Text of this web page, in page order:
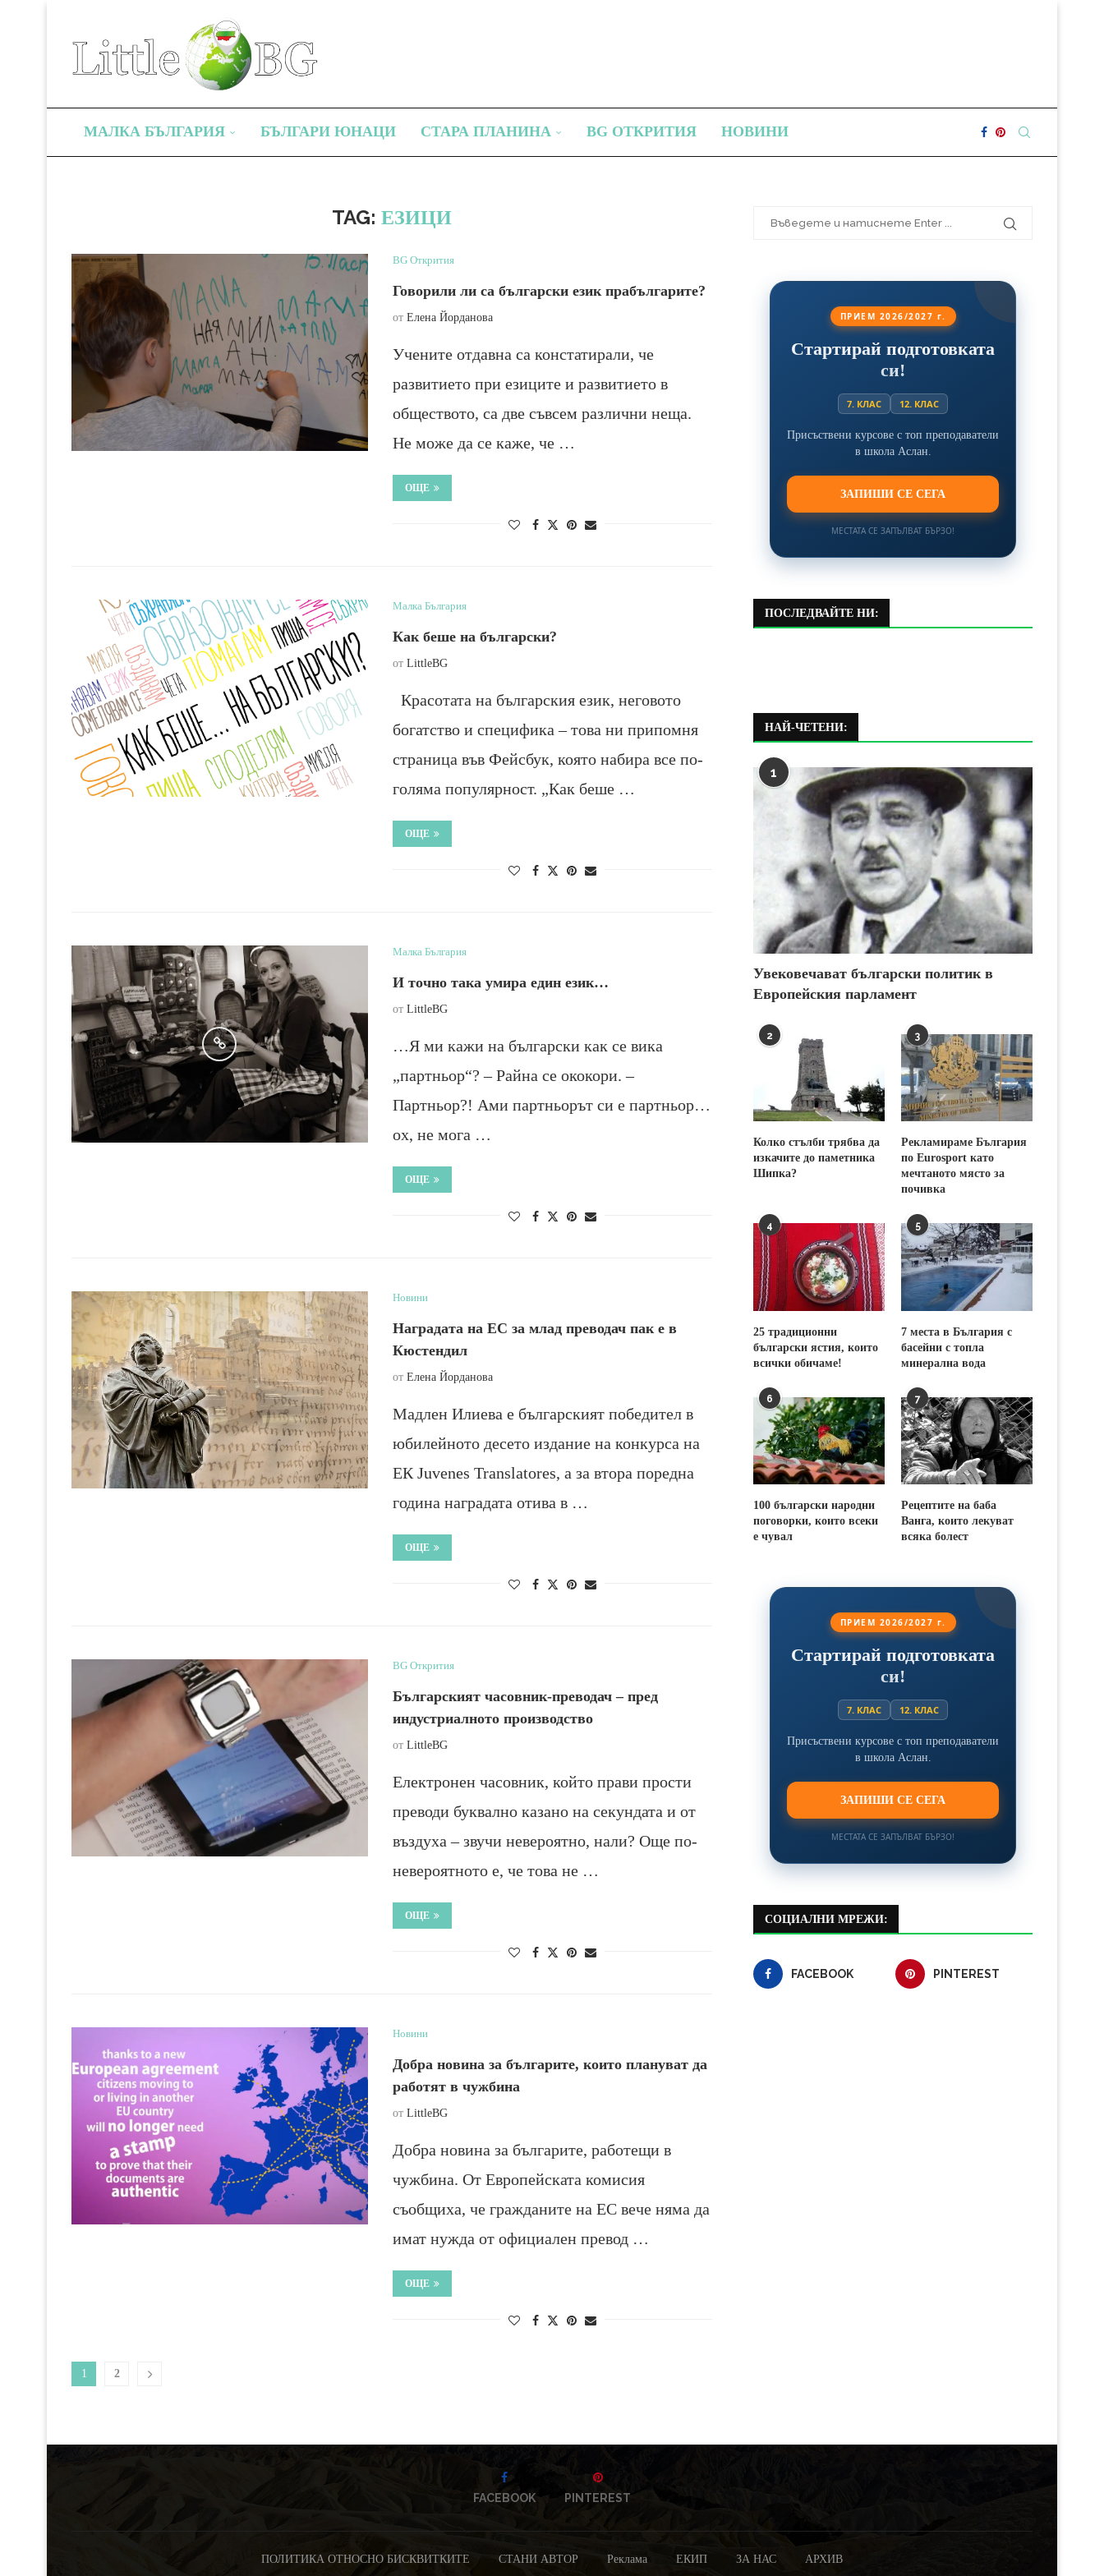
МАЛКА БЪЛГАРИЯ БЪЛГАРИ ЮНАЦИ СТАРА ПЛАНИНА BG ОТКРИТИЯ НОВИНИ
TAG: ЕЗИЦИ
BG Открития
Говорили ли са български език прабългарите?
от Елена Йорданова
Учените отдавна са констатирали, че
развитието при езиците и развитието в
обществото, са две съвсем различни неща.
Не може да се каже, че …
ОЩЕ
Малка България
Как беше на български?
от LittleBG
Красотата на българския език, неговото
богатство и специфика – това ни припомня
страница във Фейсбук, която набира все по-
голяма популярност. „Как беше …
ОЩЕ
Малка България
И точно така умира един език…
от LittleBG
…Я ми кажи на български как се вика
„партньор“? – Райна се ококори. –
Партньор?! Ами партньорът си е партньор…
ох, не мога …
ОЩЕ
Новини
Наградата на ЕС за млад преводач пак е в
Кюстендил
от Елена Йорданова
Мадлен Илиева е българският победител в
юбилейното десето издание на конкурса на
ЕК Juvenes Translatores, а за втора поредна
година наградата отива в …
ОЩЕ
BG Открития
Българският часовник-преводач – пред
индустриалното производство
от LittleBG
Електронен часовник, който прави прости
преводи буквално казано на секундата и от
въздуха – звучи невероятно, нали? Още по-
невероятното е, че това не …
ОЩЕ
Новини
Добра новина за българите, които плануват да
работят в чужбина
от LittleBG
Добра новина за българите, работещи в
чужбина. От Европейската комисия
съобщиха, че гражданите на ЕС вече няма да
имат нужда от официален превод …
ОЩЕ
1 2
ПРИЕМ 2026/2027 г.
Стартирай подготовката
си!
7. КЛАС 12. КЛАС
Присъствени курсове с топ преподаватели
в школа Аслан.
ЗАПИШИ СЕ СЕГА
МЕСТАТА СЕ ЗАПЪЛВАТ БЪРЗО!
ПОСЛЕДВАЙТЕ НИ:
НАЙ-ЧЕТЕНИ:
1
Увековечават български политик в
Европейския парламент
2
Колко стълби трябва да
изкачите до паметника
Шипка?
3
Рекламираме България
по Eurosport като
мечтаното място за
почивка
4
25 традиционни
български ястия, които
всички обичаме!
5
7 места в България с
басейни с топла
минерална вода
6
100 български народни
поговорки, които всеки
е чувал
7
Рецептите на баба
Ванга, които лекуват
всяка болест
ПРИЕМ 2026/2027 г.
Стартирай подготовката
си!
7. КЛАС 12. КЛАС
Присъствени курсове с топ преподаватели
в школа Аслан.
ЗАПИШИ СЕ СЕГА
МЕСТАТА СЕ ЗАПЪЛВАТ БЪРЗО!
СОЦИАЛНИ МРЕЖИ:
FACEBOOK PINTEREST
FACEBOOK PINTEREST
ПОЛИТИКА ОТНОСНО БИСКВИТКИТЕ СТАНИ АВТОР Реклама ЕКИП ЗА НАС АРХИВ